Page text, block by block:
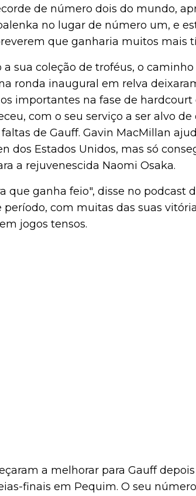
de número dois do mundo,
no lugar de número um, e
que ganharia muitos mais
sua coleção de troféus, o
ronda inaugural em relva
importantes na fase de hardcourt
com o seu serviço a ser alvo
de Gauff. Gavin MacMillan
dos Estados Unidos, mas só
a rejuvenescida Naomi Osaka.
que ganha feio", disse no podcast
com muitas das suas
jogos tensos.
a melhorar para Gauff
finais em Pequim. O seu